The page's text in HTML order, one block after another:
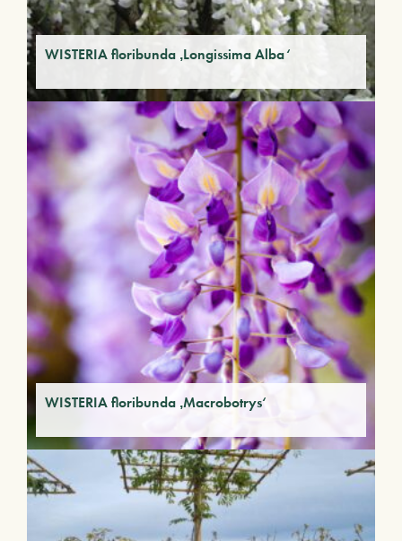
WISTERIA floribunda ‚Longissima Alba‘
WISTERIA floribunda ‚Macrobotrys‘